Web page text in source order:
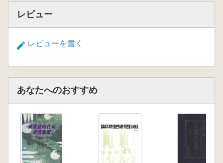
レビュー
レビューを書く
あなたへのおすすめ